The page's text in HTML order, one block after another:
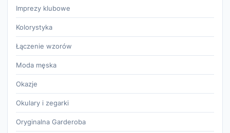
Imprezy klubowe
Kolorystyka
Łączenie wzorów
Moda męska
Okazje
Okulary i zegarki
Oryginalna Garderoba